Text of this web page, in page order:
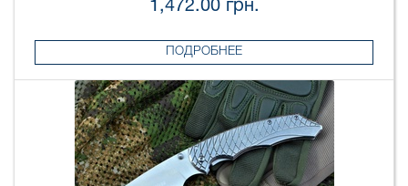
1,472.00 грн.
ПОДРОБНЕЕ